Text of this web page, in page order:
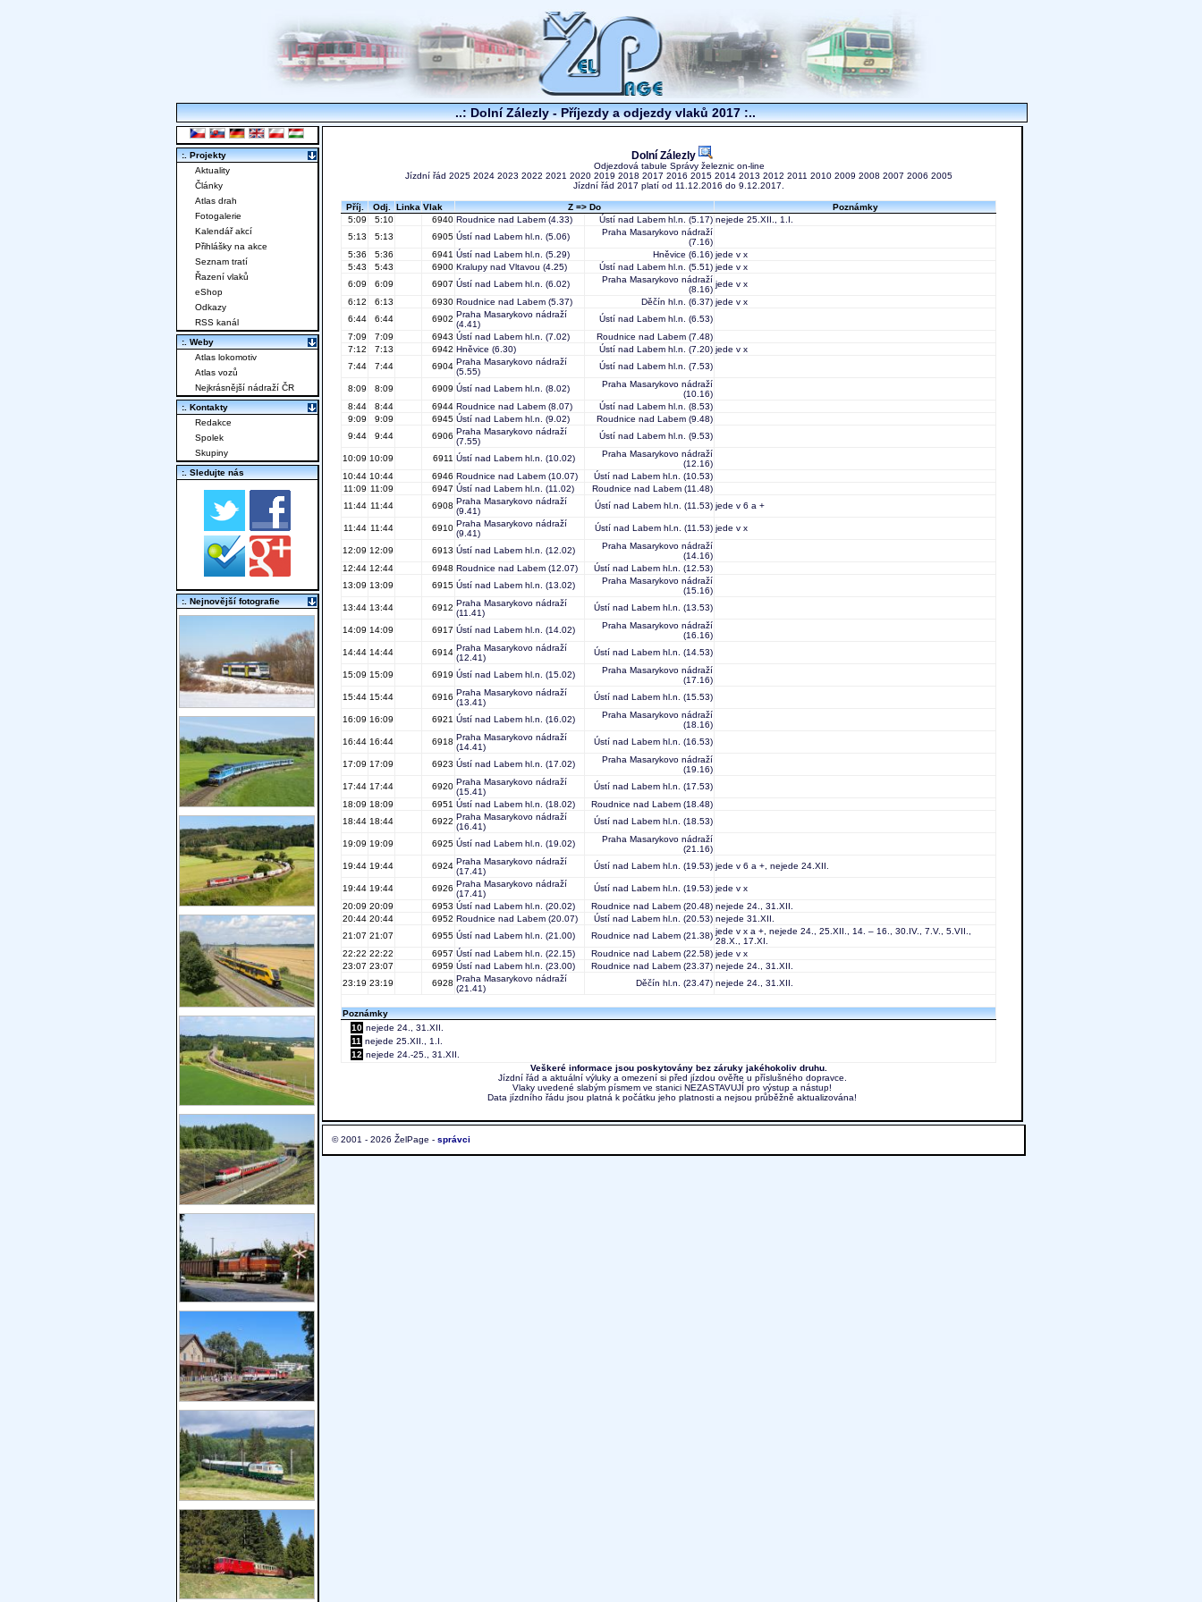
..: Dolní Zálezly - Příjezdy a odjezdy vlaků 2017 :..
Dolní Zálezly
Odjezdová tabule Správy železnic on-line
Jízdní řád 2025 2024 2023 2022 2021 2020 2019 2018 2017 2016 2015 2014 2013 2012 2011 2010 2009 2008 2007 2006 2005
Jízdní řád 2017 platí od 11.12.2016 do 9.12.2017.
Příj. Odj. Linka Vlak Z => Do
Poznámky
5:09
5:10 6940 Roudnice nad Labem (4.33) Ústí nad Labem hl.n. (5.17) nejede 25.XII., 1.I.
5:13
5:13 6905 Ústí nad Labem hl.n. (5.06)
Praha Masarykovo nádraží
(7.16)
5:36
5:36 6941 Ústí nad Labem hl.n. (5.29) Hněvice (6.16) jede v x
5:43
5:43 6900 Kralupy nad Vltavou (4.25) Ústí nad Labem hl.n. (5.51) jede v x
6:09
6:09 6907 Ústí nad Labem hl.n. (6.02)
Praha Masarykovo nádraží
(8.16)
jede v x
6:12
6:13 6930 Roudnice nad Labem (5.37) Děčín hl.n. (6.37) jede v x
6:44
6:44 6902 Praha Masarykovo nádraží
(4.41)
Ústí nad Labem hl.n. (6.53)
7:09
7:09 6943 Ústí nad Labem hl.n. (7.02) Roudnice nad Labem (7.48)
7:12
7:13 6942 Hněvice (6.30) Ústí nad Labem hl.n. (7.20) jede v x
7:44
7:44 6904 Praha Masarykovo nádraží
(5.55)
Ústí nad Labem hl.n. (7.53)
8:09 8:09 6909 Ústí nad Labem hl.n. (8.02)
Praha Masarykovo nádraží
(10.16)
8:44
8:44 6944 Roudnice nad Labem (8.07) Ústí nad Labem hl.n. (8.53)
9:09
9:09 6945 Ústí nad Labem hl.n. (9.02) Roudnice nad Labem (9.48)
9:44
9:44 6906 Praha Masarykovo nádraží
(7.55)
Ústí nad Labem hl.n. (9.53)
10:09 10:09 6911 Ústí nad Labem hl.n. (10.02)
Praha Masarykovo nádraží
(12.16)
10:44 10:44 6946 Roudnice nad Labem (10.07) Ústí nad Labem hl.n. (10.53)
11:09 11:09 6947 Ústí nad Labem hl.n. (11.02) Roudnice nad Labem (11.48)
11:44 11:44 6908 Praha Masarykovo nádraží
(9.41)
Ústí nad Labem hl.n. (11.53) jede v 6 a +
11:44 11:44 6910 Praha Masarykovo nádraží
(9.41)
Ústí nad Labem hl.n. (11.53) jede v x
12:09 12:09 6913 Ústí nad Labem hl.n. (12.02)
Praha Masarykovo nádraží
(14.16)
12:44 12:44 6948 Roudnice nad Labem (12.07) Ústí nad Labem hl.n. (12.53)
13:09 13:09 6915 Ústí nad Labem hl.n. (13.02)
Praha Masarykovo nádraží
(15.16)
13:44 13:44 6912 Praha Masarykovo nádraží
(11.41)
Ústí nad Labem hl.n. (13.53)
14:09 14:09 6917 Ústí nad Labem hl.n. (14.02)
Praha Masarykovo nádraží
(16.16)
14:44 14:44 6914 Praha Masarykovo nádraží
(12.41)
Ústí nad Labem hl.n. (14.53)
15:09 15:09 6919 Ústí nad Labem hl.n. (15.02)
Praha Masarykovo nádraží
(17.16)
15:44 15:44 6916 Praha Masarykovo nádraží
(13.41)
Ústí nad Labem hl.n. (15.53)
16:09 16:09 6921 Ústí nad Labem hl.n. (16.02)
Praha Masarykovo nádraží
(18.16)
16:44 16:44 6918 Praha Masarykovo nádraží
(14.41)
Ústí nad Labem hl.n. (16.53)
17:09 17:09 6923 Ústí nad Labem hl.n. (17.02)
Praha Masarykovo nádraží
(19.16)
17:44 17:44 6920 Praha Masarykovo nádraží
(15.41)
Ústí nad Labem hl.n. (17.53)
18:09 18:09 6951 Ústí nad Labem hl.n. (18.02) Roudnice nad Labem (18.48)
18:44 18:44 6922 Praha Masarykovo nádraží
(16.41)
Ústí nad Labem hl.n. (18.53)
19:09 19:09 6925 Ústí nad Labem hl.n. (19.02)
Praha Masarykovo nádraží
(21.16)
19:44 19:44 6924 Praha Masarykovo nádraží
(17.41)
Ústí nad Labem hl.n. (19.53) jede v 6 a +, nejede 24.XII.
19:44 19:44 6926 Praha Masarykovo nádraží
(17.41)
Ústí nad Labem hl.n. (19.53) jede v x
20:09 20:09 6953 Ústí nad Labem hl.n. (20.02) Roudnice nad Labem (20.48) nejede 24., 31.XII.
20:44 20:44 6952 Roudnice nad Labem (20.07) Ústí nad Labem hl.n. (20.53) nejede 31.XII.
21:07 21:07 6955 Ústí nad Labem hl.n. (21.00) Roudnice nad Labem (21.38) jede v x a +, nejede 24., 25.XII., 14. – 16., 30.IV., 7.V., 5.VII.,
28.X., 17.XI.
22:22 22:22 6957 Ústí nad Labem hl.n. (22.15) Roudnice nad Labem (22.58) jede v x
23:07 23:07 6959 Ústí nad Labem hl.n. (23.00) Roudnice nad Labem (23.37) nejede 24., 31.XII.
23:19 23:19 6928 Praha Masarykovo nádraží
(21.41)
Děčín hl.n. (23.47) nejede 24., 31.XII.
Poznámky
10 nejede 24., 31.XII.
11 nejede 25.XII., 1.I.
12 nejede 24.-25., 31.XII.
Veškeré informace jsou poskytovány bez záruky jakéhokoliv druhu.
Jízdní řád a aktuální výluky a omezení si před jízdou ověřte u příslušného dopravce.
Vlaky uvedené slabým písmem ve stanici NEZASTAVUJÍ pro výstup a nástup!
Data jízdního řádu jsou platná k počátku jeho platnosti a nejsou průběžně aktualizována!
© 2001 - 2026 ŽelPage - správci
:. Projekty
Aktuality
Články
Atlas drah
Fotogalerie
Kalendář akcí
Přihlášky na akce
Seznam tratí
Řazení vlaků
eShop
Odkazy
RSS kanál
:. Weby
Atlas lokomotiv
Atlas vozů
Nejkrásnější nádraží ČR
:. Kontakty
Redakce
Spolek
Skupiny
:. Sledujte nás
:. Nejnovější fotografie